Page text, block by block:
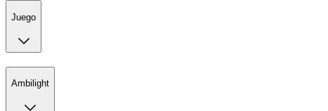
Juego
Ambilight